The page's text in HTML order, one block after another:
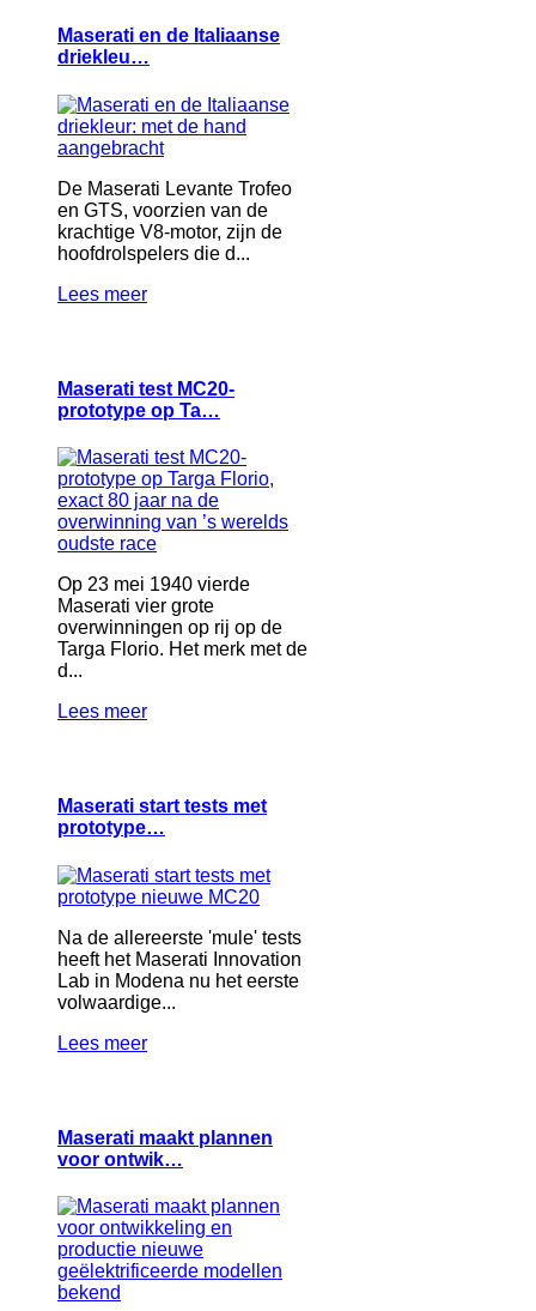
Maserati en de Italiaanse
driekleu…
De Maserati Levante Trofeo
en GTS, voorzien van de
krachtige V8-motor, zijn de
hoofdrolspelers die d...
Lees meer
Maserati test MC20-
prototype op Ta…
Op 23 mei 1940 vierde
Maserati vier grote
overwinningen op rij op de
Targa Florio. Het merk met de
d...
Lees meer
Maserati start tests met
prototype…
Na de allereerste 'mule' tests
heeft het Maserati Innovation
Lab in Modena nu het eerste
volwaardige...
Lees meer
Maserati maakt plannen
voor ontwik…